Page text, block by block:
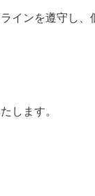
インを遵守し、
します。